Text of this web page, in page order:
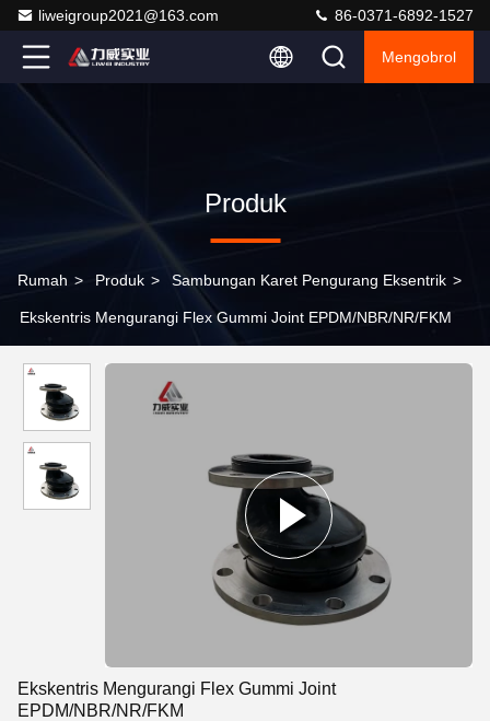
liweigroup2021@163.com 86-0371-6892-1527
Mengobrol
Produk
Rumah > Produk > Sambungan Karet Pengurang Eksentrik >
Ekskentris Mengurangi Flex Gummi Joint EPDM/NBR/NR/FKM
Ekskentris Mengurangi Flex Gummi Joint
EPDM/NBR/NR/FKM